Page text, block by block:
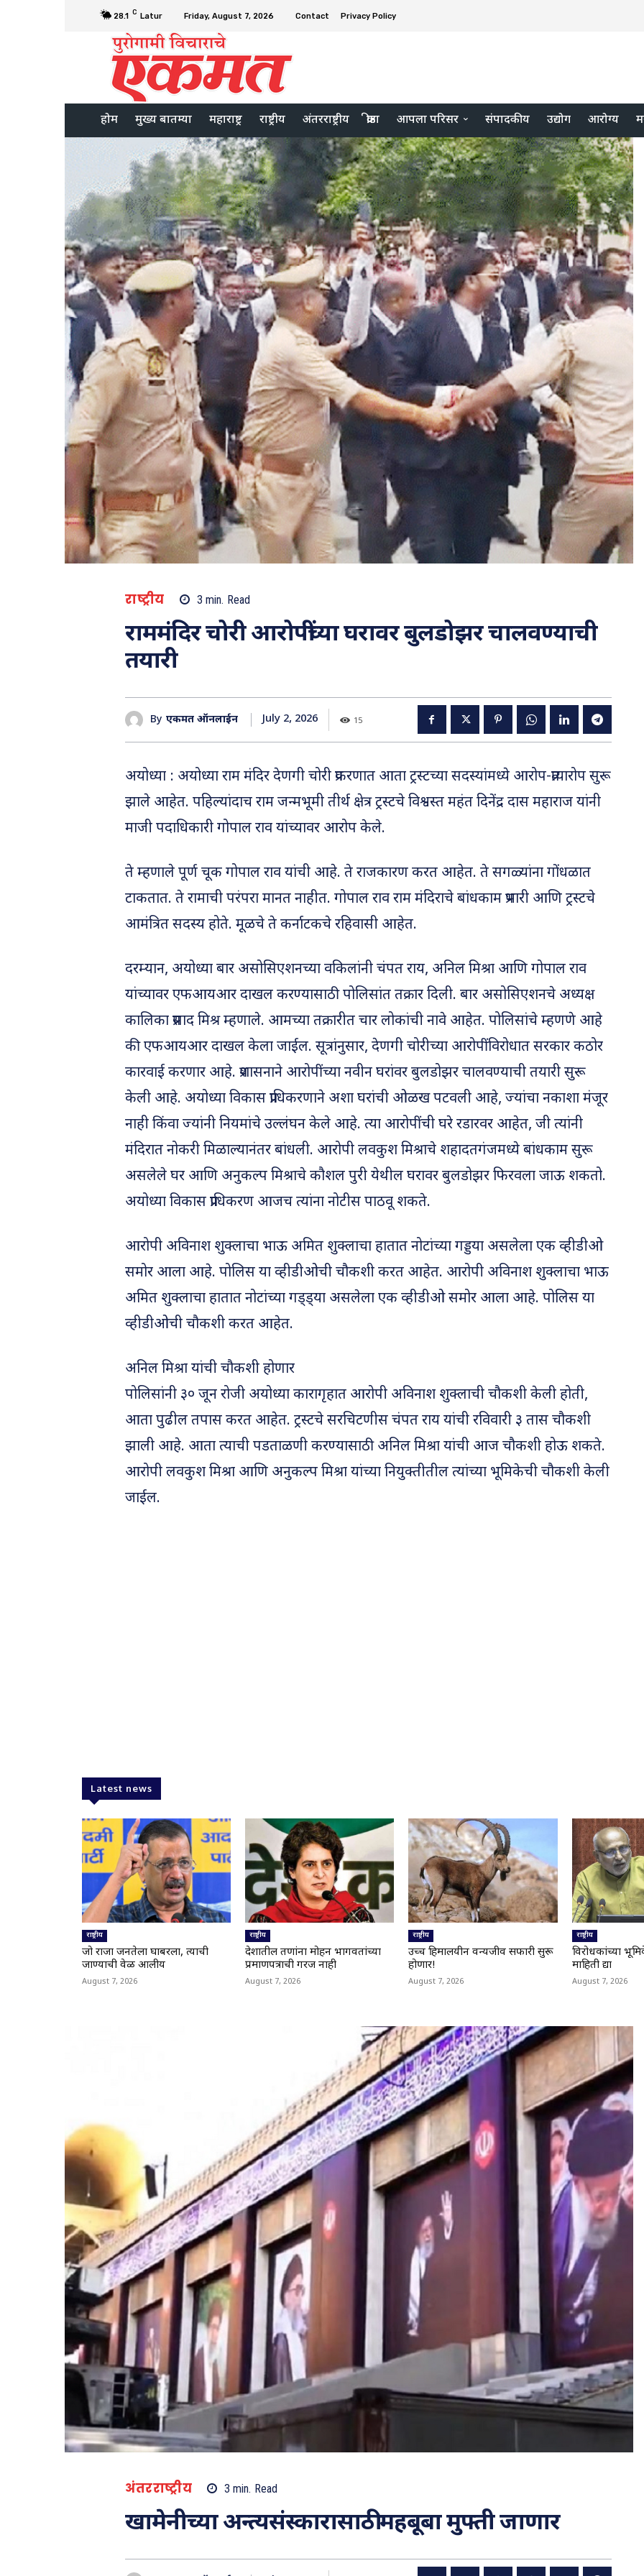
28.1 C Latur Friday, August 7, 2026 Contact Privacy Policy
होम मुख्य बातम्या महाराष्ट्र राष्ट्रीय अंतरराष्ट्रीय क्रीडा आपला परिसर संपादकीय उद्योग आरोग्य
राष्ट्रीय 3 min. Read
राममंदिर चोरी आरोपींच्या घरावर बुलडोझर चालवण्याची
तयारी
By एकमत ऑनलाईन July 2, 2026 15
अयोध्या : अयोध्या राम मंदिर देणगी चोरी प्रकरणात आता ट्रस्टच्या सदस्यांमध्ये आरोप-प्रत्यारोप सुरू
झाले आहेत. पहिल्यांदाच राम जन्मभूमी तीर्थ क्षेत्र ट्रस्टचे विश्वस्त महंत दिनेंद्र दास महाराज यांनी
माजी पदाधिकारी गोपाल राव यांच्यावर आरोप केले.
ते म्हणाले पूर्ण चूक गोपाल राव यांची आहे. ते राजकारण करत आहेत. ते सगळ्यांना गोंधळात
टाकतात. ते रामाची परंपरा मानत नाहीत. गोपाल राव राम मंदिराचे बांधकाम प्रभारी आणि ट्रस्टचे
आमंत्रित सदस्य होते. मूळचे ते कर्नाटकचे रहिवासी आहेत.
दरम्यान, अयोध्या बार असोसिएशनच्या वकिलांनी चंपत राय, अनिल मिश्रा आणि गोपाल राव
यांच्यावर एफआयआर दाखल करण्यासाठी पोलिसांत तक्रार दिली. बार असोसिएशनचे अध्यक्ष
कालिका प्रसाद मिश्र म्हणाले. आमच्या तक्रारीत चार लोकांची नावे आहेत. पोलिसांचे म्हणणे आहे
की एफआयआर दाखल केला जाईल. सूत्रांनुसार, देणगी चोरीच्या आरोपींविरोधात सरकार कठोर
कारवाई करणार आहे. प्रशासनाने आरोपींच्या नवीन घरांवर बुलडोझर चालवण्याची तयारी सुरू
केली आहे. अयोध्या विकास प्राधिकरणाने अशा घरांची ओळख पटवली आहे, ज्यांचा नकाशा मंजूर
नाही किंवा ज्यांनी नियमांचे उल्लंघन केले आहे. त्या आरोपींची घरे रडारवर आहेत, जी त्यांनी
मंदिरात नोकरी मिळाल्यानंतर बांधली. आरोपी लवकुश मिश्राचे शहादतगंजमध्ये बांधकाम सुरू
असलेले घर आणि अनुकल्प मिश्राचे कौशल पुरी येथील घरावर बुलडोझर फिरवला जाऊ शकतो.
अयोध्या विकास प्राधिकरण आजच त्यांना नोटीस पाठवू शकते.
आरोपी अविनाश शुक्लाचा भाऊ अमित शुक्लाचा हातात नोटांच्या गड्डया असलेला एक व्हीडीओ
समोर आला आहे. पोलिस या व्हीडीओची चौकशी करत आहेत. आरोपी अविनाश शुक्लाचा भाऊ
अमित शुक्लाचा हातात नोटांच्या गड्ड्या असलेला एक व्हीडीओ समोर आला आहे. पोलिस या
व्हीडीओची चौकशी करत आहेत.
अनिल मिश्रा यांची चौकशी होणार
पोलिसांनी ३० जून रोजी अयोध्या कारागृहात आरोपी अविनाश शुक्लाची चौकशी केली होती,
आता पुढील तपास करत आहेत. ट्रस्टचे सरचिटणीस चंपत राय यांची रविवारी ३ तास चौकशी
झाली आहे. आता त्याची पडताळणी करण्यासाठी अनिल मिश्रा यांची आज चौकशी होऊ शकते.
आरोपी लवकुश मिश्रा आणि अनुकल्प मिश्रा यांच्या नियुक्तीतील त्यांच्या भूमिकेची चौकशी केली
जाईल.
Latest news
राष्ट्रीय
जो राजा जनतेला घाबरला, त्याची
जाण्याची वेळ आलीय
August 7, 2026
राष्ट्रीय
देशातील तरुणांना मोहन भागवतांच्या
प्रमाणपत्राची गरज नाही
August 7, 2026
राष्ट्रीय
उच्च हिमालयीन वन्यजीव सफारी सुरू
होणार!
August 7, 2026
राष्ट्रीय
विरोधकांच्या
माहिती द्या
August 7, 2026